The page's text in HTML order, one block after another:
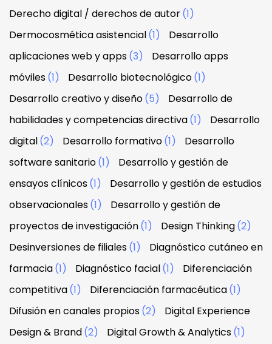
Derecho digital / derechos de autor(1)
Dermocosmética asistencial(1)
Desarrollo
aplicaciones web y apps(3)
Desarrollo apps
móviles(1) Desarrollo biotecnológico(1)
Desarrollo creativo y diseño(5)
Desarrollo de
habilidades y competencias directiva(1)
Desarrollo
digital(2) Desarrollo formativo(1)
Desarrollo
software sanitario(1)
Desarrollo y gestión de
ensayos clínicos(1)
Desarrollo y gestión de estudios
observacionales(1)
Desarrollo y gestión de
proyectos de investigación(1) Design Thinking(2)
Desinversiones de filiales(1)
Diagnóstico cutáneo en
farmacia(1) Diagnóstico facial(1)
Diferenciación
competitiva(1) Diferenciación farmacéutica(1)
Difusión en canales propios(2)
Digital Experience
Design & Brand(2) Digital Growth & Analytics(1)